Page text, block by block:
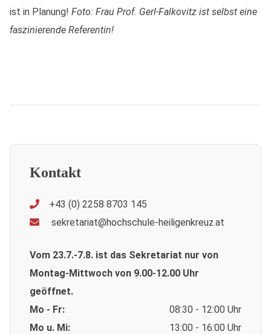
ist in Planung! Foto: Frau Prof. Gerl-Falkovitz ist selbst eine
faszinierende Referentin!
Kontakt
+43 (0) 2258 8703 145
sekretariat@hochschule-heiligenkreuz.at
Vom 23.7.-7.8. ist das Sekretariat nur von
Montag-Mittwoch von 9.00-12.00 Uhr
geöffnet.
Mo - Fr:
08:30 - 12:00 Uhr
Mo u. Mi:
13:00 - 16:00 Uhr